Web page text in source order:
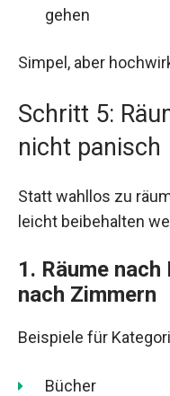
gehen
Simpel, aber
Schritt 5:
nicht panisch
Statt wahllos zu
leicht beibehalten
1. Räume
nach Zimmern
Beispiele für
Bücher